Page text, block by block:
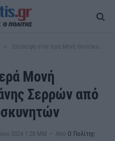
Επίσκεψη στην Ιερά Μονή Θεοτόκου Βυσσιάνης Σερρών από τον σύλλογο Προσκυνητών
Μονή
Σερρών από
2024 1:28 ΜΜ Από Ο Πολίτης